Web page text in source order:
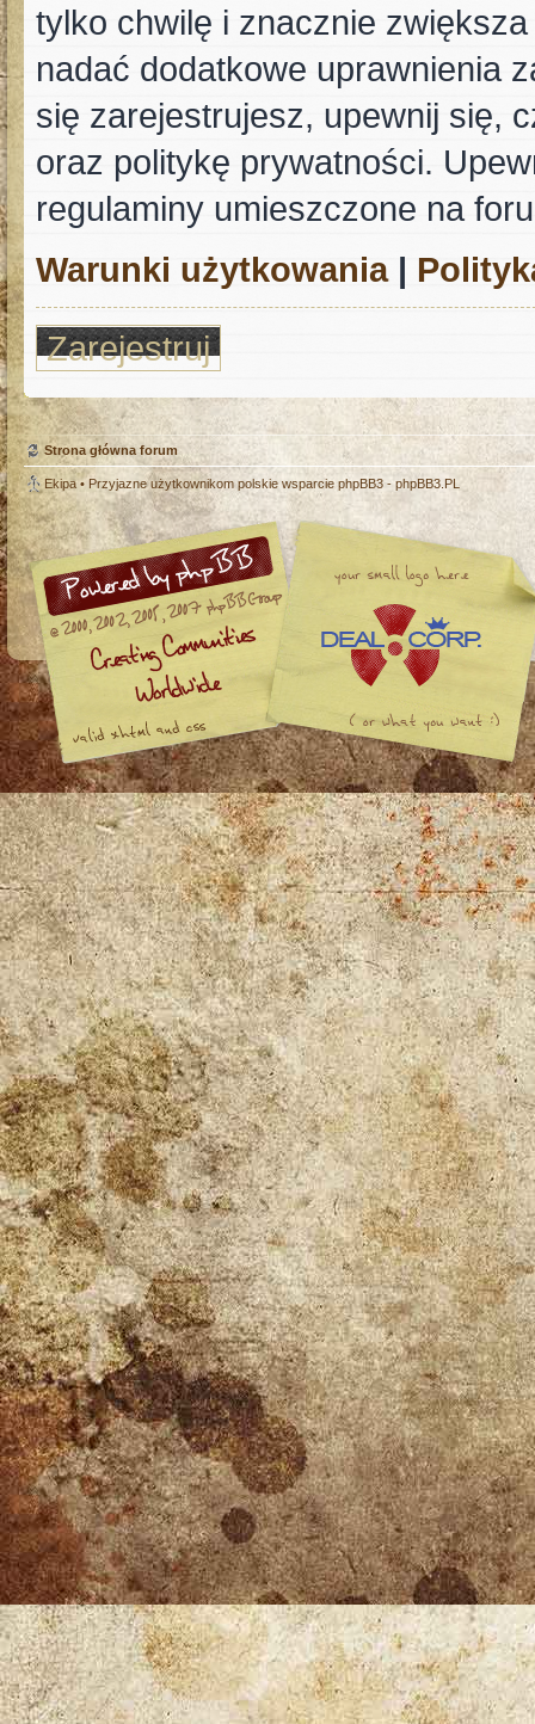
tylko chwilę i znacznie
nadać dodatkowe uprawnienia
się zarejestrujesz, upewnij się,
oraz politykę prywatności.
regulaminy umieszczone na
Warunki użytkowania|
Zarejestruj
Strona główna forum
Ekipa• Przyjazne użytkownikom polskie wsparcie phpBB3 - phpBB3.PL